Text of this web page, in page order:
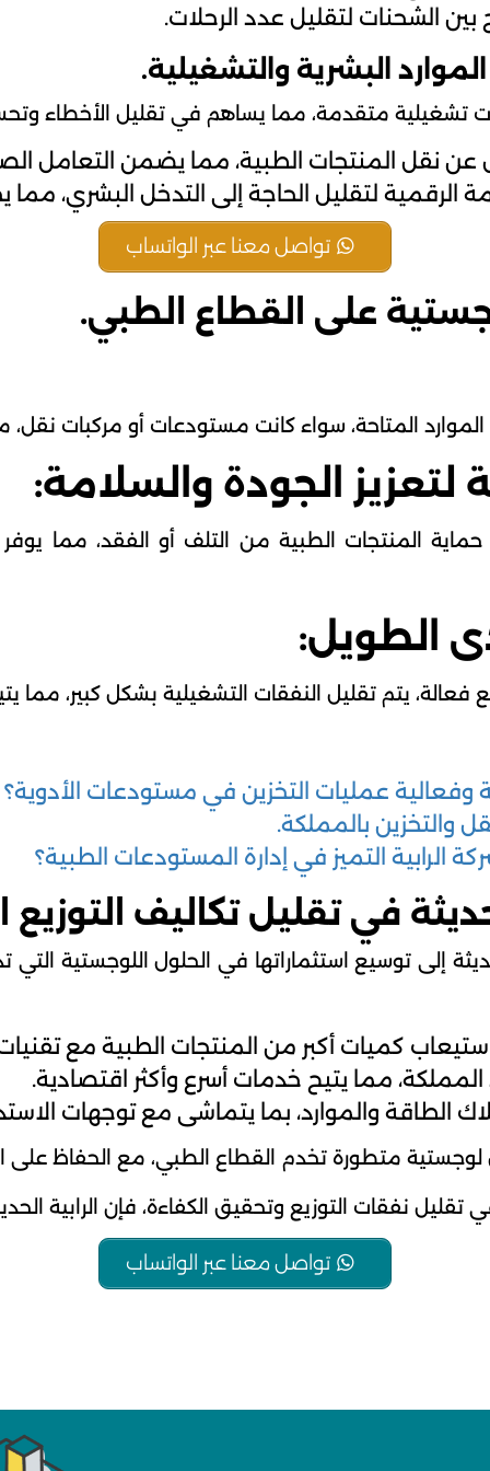
بين الشحنات لتقليل عدد الرحلات.
تشغيلية متقدمة، مما يساهم في تقليل الأخطاء
نقل المنتجات الطبية، مما يضمن التعامل
الرقمية لتقليل الحاجة إلى التدخل البشري،
تواصل معنا عبر الواتساب
على القطاع الطبي.
المتاحة، سواء كانت مستودعات أو مركبات نقل،
الجودة والسلامة:
حماية المنتجات الطبية من التلف أو الفقد، مما
الطويل:
فعالة، يتم تقليل النفقات التشغيلية بشكل كبير،
وفعالية عمليات التخزين في مستودعات الأدوية؟
والتخزين بالمملكة.
التميز في إدارة المستودعات الطبية؟
في تقليل تكاليف
2030، تسعى الرابية الحديثة إلى توسيع استثماراتها في
كميات أكبر من المنتجات الطبية مع
مما يتيح خدمات أسرع وأكثر اقتصادية.
الطاقة والموارد، بما يتماشى مع توجهات
لوجستية متطورة تخدم القطاع الطبي، مع الحفاظ على
نفقات التوزيع وتحقيق الكفاءة، فإن الرابية
تواصل معنا عبر الواتساب